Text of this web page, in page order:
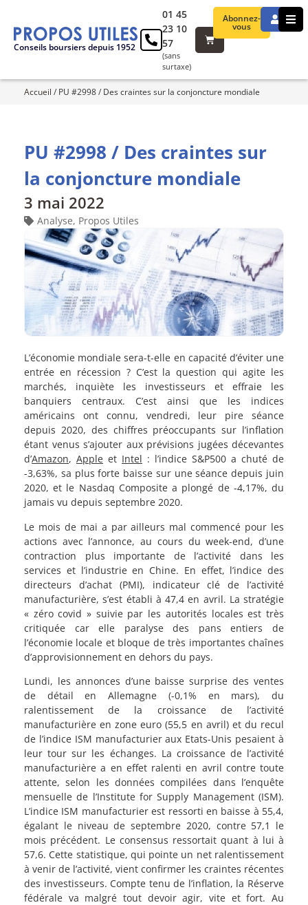
Conseils boursiers depuis 1952
Abonnez-
vous
01 45
23 10
57
(sans
surtaxe)
Accueil / PU #2998 / Des craintes sur la conjoncture mondiale
PU #2998 / Des craintes sur
la conjoncture mondiale
3 mai 2022
Analyse, Propos Utiles
L’économie mondiale sera-t-elle en capacité d’éviter une
entrée en récession ? C’est la question qui agite les
marchés, inquiète les investisseurs et effraie les
banquiers centraux. C’est ainsi que les indices
américains ont connu, vendredi, leur pire séance
depuis 2020, des chiffres préoccupants sur l’inflation
étant venus s’ajouter aux prévisions jugées décevantes
d’Amazon, Apple et Intel : l’indice S&P500 a chuté de
-3,63%, sa plus forte baisse sur une séance depuis juin
2020, et le Nasdaq Composite a plongé de -4,17%, du
jamais vu depuis septembre 2020.
Le mois de mai a par ailleurs mal commencé pour les
actions avec l’annonce, au cours du week-end, d’une
contraction plus importante de l’activité dans les
services et l’industrie en Chine. En effet, l’indice des
directeurs d’achat (PMI), indicateur clé de l’activité
manufacturière, s’est établi à 47,4 en avril. La stratégie
« zéro covid » suivie par les autorités locales est très
critiquée car elle paralyse des pans entiers de
l’économie locale et bloque de très importantes chaînes
d’approvisionnement en dehors du pays.
Lundi, les annonces d’une baisse surprise des ventes
de détail en Allemagne (-0,1% en mars), du
ralentissement de la croissance de l’activité
manufacturière en zone euro (55,5 en avril) et du recul
de l’indice ISM manufacturier aux Etats-Unis pesaient à
leur tour sur les échanges. La croissance de l’activité
manufacturière a en effet ralenti en avril contre toute
attente, selon les données compilées dans l’enquête
mensuelle de l’Institute for Supply Management (ISM).
L’indice ISM manufacturier est ressorti en baisse à 55,4,
égalant le niveau de septembre 2020, contre 57,1 le
mois précédent. Le consensus ressortait quant à lui à
57,6. Cette statistique, qui pointe un net ralentissement
à venir de l’activité, vient confirmer les craintes récentes
des investisseurs. Compte tenu de l’inflation, la Réserve
fédérale va malgré tout devoir agir, vite et fort. Au